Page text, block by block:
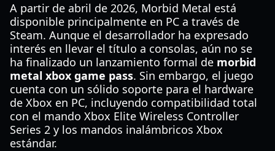
A partir de abril de 2026, Morbid Metal está
disponible principalmente en PC a través de
Steam. Aunque el desarrollador ha expresado
interés en llevar el título a consolas, aún no se
ha finalizado un lanzamiento formal de morbid
metal xbox game pass. Sin embargo, el juego
cuenta con un sólido soporte para el hardware
de Xbox en PC, incluyendo compatibilidad total
con el mando Xbox Elite Wireless Controller
Series 2 y los mandos inalámbricos Xbox
estándar.